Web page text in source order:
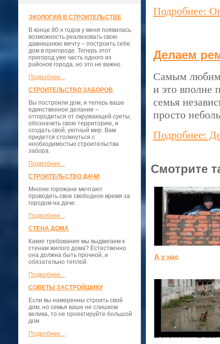
ЭКОЛОГИЯ В СТРОИТЕЛЬСТВЕ
В конце 80-х годов у меня появилась
возможность реализовать свою
давнишнюю мечту – построить себе
дом в пригороде. Теперь этот
пригород уже часть одного из
районов города, но это не важно.
Подробнее...
СТРОИТЕЛЬСТВО ЗАБОРОВ
Вы построили дом, и теперь ваше
единственное делание –
отгородиться от окружающей суеты,
обозначить свою территорию, и
создать свой, уютный мир. Вам
придется столкнуться с
необходимостью строительства
забора.
Подробнее...
СТРОИТЕЛЬСТВО ДАЧИ
Многие горожане мечтают
проводить свое свободное время за
городом на даче.
Подробнее...
СТЕНА ДОМА
Какие требования мы выдвигаем к
стенам жилого дома? Естественно
она должна быть прочной, и
обязательно теплой.
Подробнее...
СОВЕТЫ ЗАСТРОЙЩИКУ
Если вы намеренны строить свой
дом, но семья ваше не слишком
велика, то не проектируйте большой
дом
Подробнее...
Подробнее:
Делаем
Самым
и это вполне
семья
просто
Подробнее:
Смотрите
А у нас